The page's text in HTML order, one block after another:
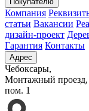
Компания
статьи Вакансии
дизайн-проект
Гарантия Контакты
Адрес
Чебоксары,
Монтажный проезд,
пом. 1